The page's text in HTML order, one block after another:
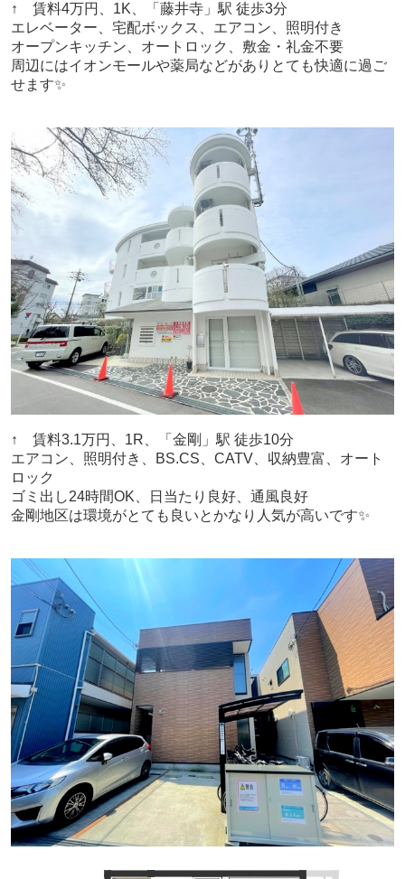
↑ 賃料4万円、1K、「藤井寺」駅 徒歩3分
エレベーター、宅配ボックス、エアコン、照明付き
オープンキッチン、オートロック、敷金・礼金不要
周辺にはイオンモールや薬局などがありとても快適に過ご
せます✨
↑ 賃料3.1万円、1R、「金剛」駅 徒歩10分
エアコン、照明付き、BS.CS、CATV、収納豊富、オート
ロック
ゴミ出し24時間OK、日当たり良好、通風良好
金剛地区は環境がとても良いとかなり人気が高いです✨